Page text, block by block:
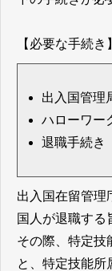
【必要な手続き】
出入国管理
ハローワー
退職手続き
出入国在留管理
国人が退職する
その際、特定技
と、特定技能所